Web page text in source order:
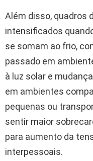
Além disso, quadros
intensificados
se somam ao frio,
passado em
à luz solar e
em ambientes
pequenas ou
sentir maior
para aumento da
interpessoais.